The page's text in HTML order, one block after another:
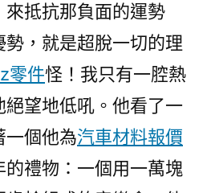
抵抗那負面的運勢
，就是超脫一切的理
零件怪！我只有一腔熱
絕望地低吼。他看了一
一個他為汽車材料報價
禮物：一個用一萬塊